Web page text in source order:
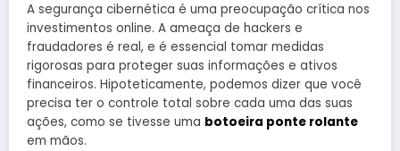
A segurança cibernética é uma preocupação crítica nos
investimentos online. A ameaça de hackers e
fraudadores é real, e é essencial tomar medidas
rigorosas para proteger suas informações e ativos
financeiros. Hipoteticamente, podemos dizer que você
precisa ter o controle total sobre cada uma das suas
ações, como se tivesse uma botoeira ponte rolante
em mãos.